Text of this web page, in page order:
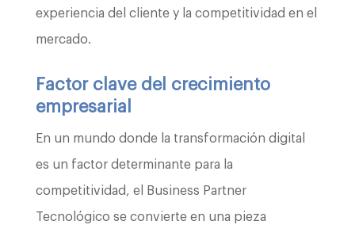
experiencia del cliente y la competitividad en el
mercado.
Factor clave del crecimiento
empresarial
En un mundo donde la transformación digital
es un factor determinante para la
competitividad, el Business Partner
Tecnológico se convierte en una pieza